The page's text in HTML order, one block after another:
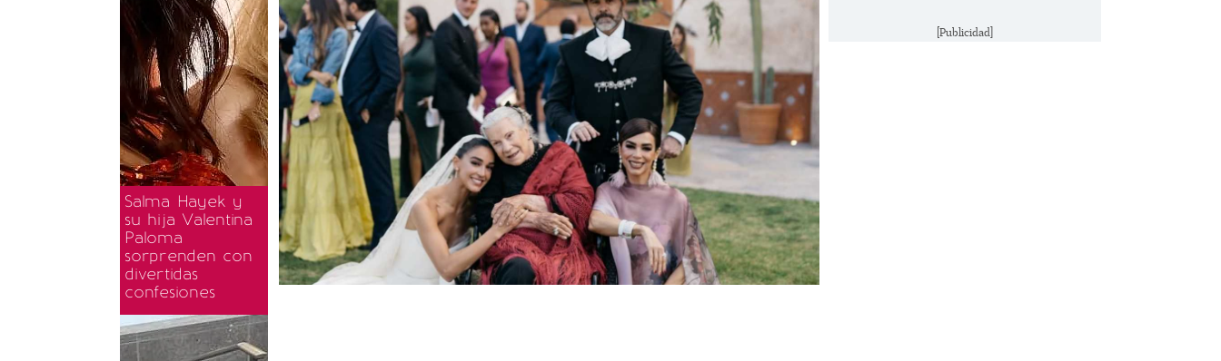
Salma Hayek y
su hija Valentina
Paloma
sorprenden con
divertidas
confesiones
[Publicidad]